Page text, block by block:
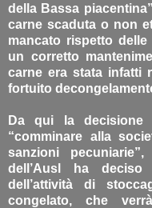
della Bassa
carne scaduta o non
mancato rispetto
un corretto
carne era stata infatti
fortuito
Da qui la
“comminare alla
sanzioni
dell’Ausl ha deciso
dell’attività di
congelato, che